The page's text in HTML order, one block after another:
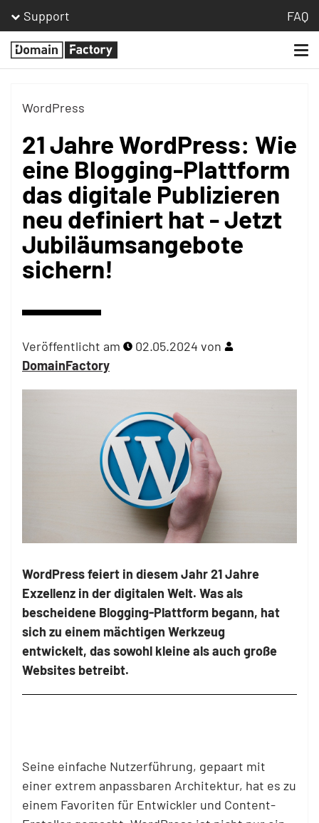
Support FAQ
Homepage
WordPress
21 Jahre WordPress: Wie
eine Blogging-Plattform
das digitale Publizieren
neu definiert hat - Jetzt
Jubiläumsangebote
sichern!
Veröffentlicht am 02.05.2024 von
DomainFactory
WordPress feiert in diesem Jahr 21 Jahre
Exzellenz in der digitalen Welt. Was als
bescheidene Blogging-Plattform begann, hat
sich zu einem mächtigen Werkzeug
entwickelt, das sowohl kleine als auch große
Websites betreibt.
Seine einfache Nutzerführung, gepaart mit
einer extrem anpassbaren Architektur, hat es zu
einem Favoriten für Entwickler und Content-